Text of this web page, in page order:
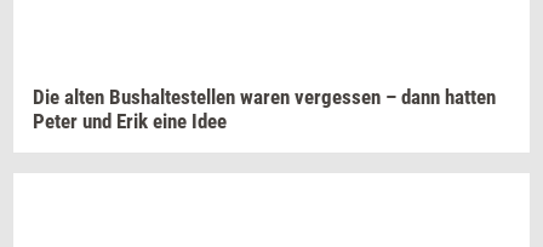
Die alten Bus­hal­te­stel­len waren ver­ge­s­sen – dann hat­ten
Peter und Erik eine Idee